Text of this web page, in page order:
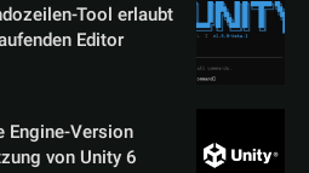
Tool erlaubt
Editor
Engine-Version
von Unity 6